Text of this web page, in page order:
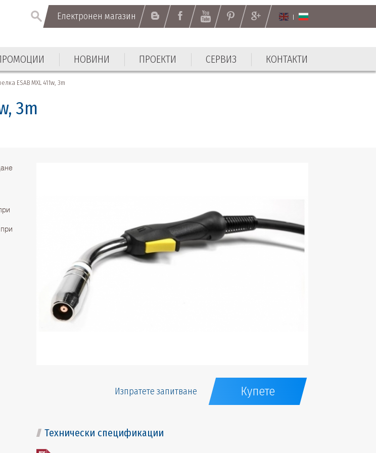
Електронен магазин
НОВИНИ ПРОЕКТИ СЕРВИЗ КОНТАКТИ
Електронен магазин
ESAB MXL 411w, 3m
3m
Изпратете запитване Купете
Технически спецификации